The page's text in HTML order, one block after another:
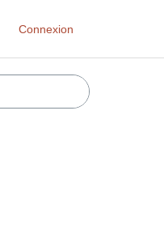
Connexion